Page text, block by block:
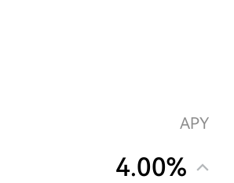
APY
4.00%